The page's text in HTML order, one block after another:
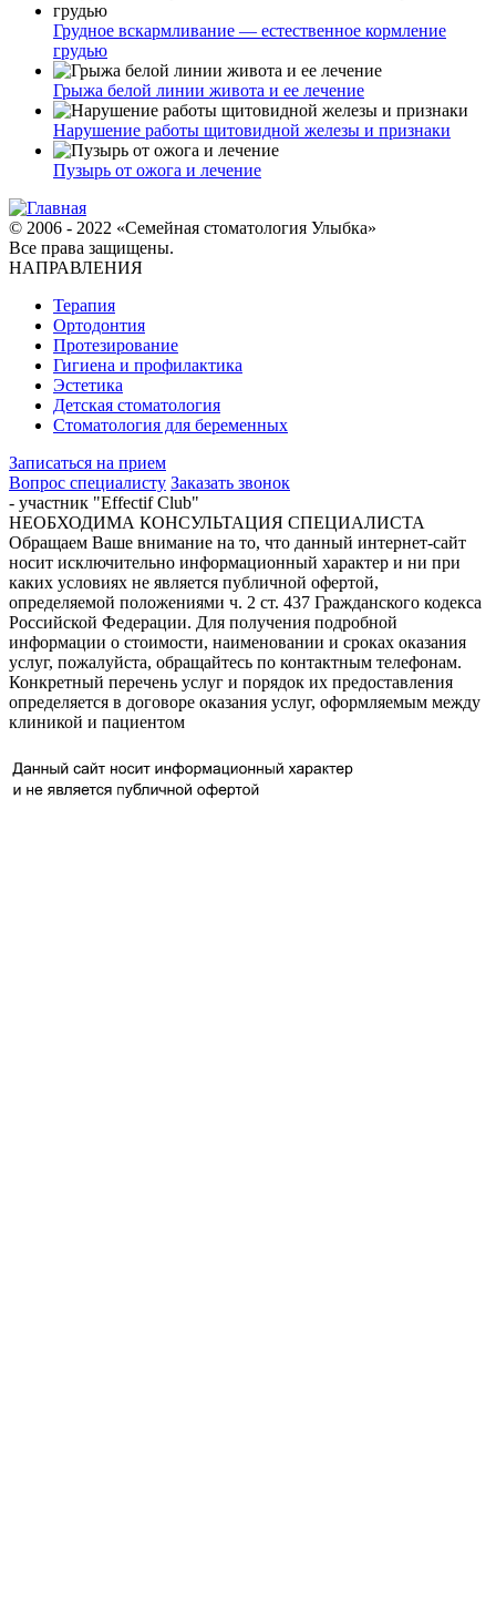
Грудное вскармливание — естественное кормление
грудью
Грыжа белой линии живота и ее лечение
Нарушение работы щитовидной железы и признаки
Пузырь от ожога и лечение
© 2006 - 2022 «Семейная стоматология Улыбка»
Все права защищены.
НАПРАВЛЕНИЯ
Терапия
Ортодонтия
Протезирование
Гигиена и профилактика
Эстетика
Детская стоматология
Стоматология для беременных
Записаться на прием
Вопрос специалисту Заказать звонок
- участник "Effectif Club"
НЕОБХОДИМА КОНСУЛЬТАЦИЯ СПЕЦИАЛИСТА
Обращаем Ваше внимание на то, что данный интернет-сайт
носит исключительно информационный характер и ни при
каких условиях не является публичной офертой,
определяемой положениями ч. 2 ст. 437 Гражданского кодекса
Российской Федерации. Для получения подробной
информации о стоимости, наименовании и сроках оказания
услуг, пожалуйста, обращайтесь по контактным телефонам.
Конкретный перечень услуг и порядок их предоставления
определяется в договоре оказания услуг, оформляемым между
клиникой и пациентом